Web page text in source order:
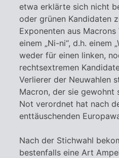
etwa erklärte sich nicht
oder grünen Kandidaten
Exponenten aus
einem „Ni-ni“, d.h. einem
weder für einen linken,
rechtsextremen
Verlierer der Neuwahlen
Macron, der sie gewohnt
Not verordnet hat nach
enttäuschenden
Nach der Stichwahl
bestenfalls eine Art